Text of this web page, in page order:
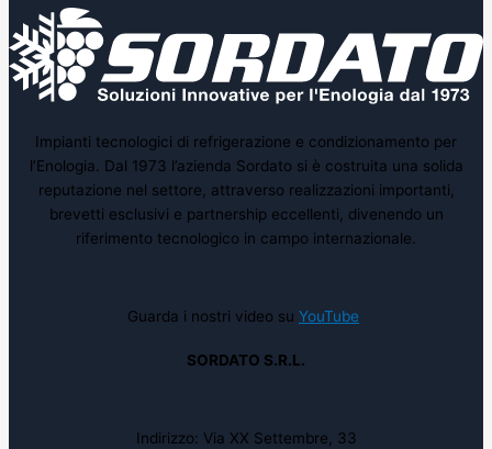
Impianti tecnologici di refrigerazione e condizionamento per
l’Enologia. Dal 1973 l’azienda Sordato si è costruita una solida
reputazione nel settore, attraverso realizzazioni importanti,
brevetti esclusivi e partnership eccellenti, divenendo un
riferimento tecnologico in campo internazionale.
Guarda i nostri video su YouTube
SORDATO S.R.L.
Indirizzo: Via XX Settembre, 33